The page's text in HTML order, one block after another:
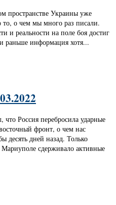
пространстве Украины уже
то, о чем мы много раз писали.
и реальности на поле боя достиг
раньше информация хотя...
Россия перебросила ударные
фронт, о чем нас
десять дней назад. Только
сдерживало активные